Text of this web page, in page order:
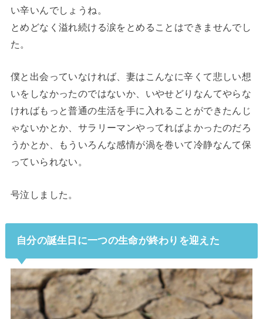
い辛いんでしょうね。
とめどなく溢れ続ける涙をとめることはできませんでし
た。
僕と出会っていなければ、妻はこんなに辛くて悲しい想
いをしなかったのではないか、いやせどりなんてやらな
ければもっと普通の生活を手に入れることができたんじ
ゃないかとか、サラリーマンやってればよかったのだろ
うかとか、もういろんな感情が渦を巻いて冷静なんて保
っていられない。
号泣しました。
自分の誕生日に一つの生命が終わりを迎えた